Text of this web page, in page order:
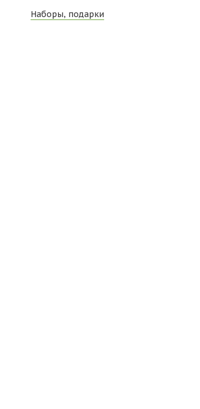
Наборы, подарки